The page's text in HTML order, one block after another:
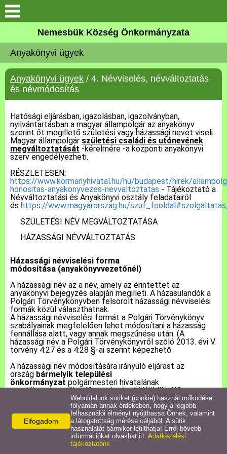
Keresés
Önkormányzat
Közös Önkormányzati
Hivatal
Művelődési ház
Elérhetőség
MAGYAR FALU PROGRAM
Versenyképes Járások
Program
Letölthető nyomtatványok
E-ügyintézés
Rendeletek,
Dokumentumok
Álláspályázat
Nemesbük Község Önkormányzata
Anyakönyvi ügyek
Anyakönyvi ügyek / 4. Névviselés, névváltoztatás
és névmódosítás
Hatósági eljárásban, igazolásban, igazolványban,
nyilvántartásban a magyar állampolgár az anyakönyv
szerint őt megillető születési vagy házassági nevet viseli.
Magyar állampolgár születési családi és utónevének
megváltoztatását -kérelmére -a központi anyakönyvi
szerv engedélyezheti.
RÉSZLETESEN:
https://www.kormanyhivatal.hu/hu/budapest/hirek/
honositas-anyakonyvezes-nevvaltoztatas - Tájékoztató a
Névváltoztatási és Anyakönyvi osztály feladatairól
és https://www.magyarorszag.hu/
SZÜLETÉSI NÉV MEGVÁLTOZTATÁSA
HÁZASSÁGI NÉVVÁLTOZTATÁS
Házassági névviselési forma
módosítása (anyakönyvvezetőnél)
A házassági név az a név, amely az érintettet az
anyakönyvi bejegyzés alapján megilleti. A házasulandók a
Polgári Törvénykönyvben felsorolt házassági névviselési
formák közül választhatnak.
A házassági névviselési formát a Polgári Törvénykönyv
szabályainak megfelelően lehet módosítani a házasság
fennállása alatt, vagy annak megszűnése után. (A
házassági név a Polgári Törvénykönyvről szóló 2013. évi V.
törvény 4:27 és a 4:28 §-ai szerint képezhető.
A házassági név módosítására irányuló eljárást az
ország bármelyik települési
önkormányzat polgármesteri hivatalának
anyakönyvvezetője előtt, valamint külföldön élő
állampolgár esetében bármelyik hivatásos konzuli
tisztviselő előtt lehet kezdeményezni. Az eljárás
lefolytatására a házasságkötés helye szerinti
anyakönyvvezető rendelkezik hatáskörrel. Amennyiben a
házasság már rögzítésre került az EAK-ban, akkor
bármelyik anyakönyvvezető.
Elfogadom
Weboldalunk sütiket (cookie) használ működése
folyamán annak érdekében, hogy a legjobb
felhasználói élményt nyújthassa Önnek, valamint
a látogatottság mérése céljából. A sütik
használatát bármikor letilthatja! Erről bővebb
információkat olvashat itt: Adatkezelési
tájékoztatónk